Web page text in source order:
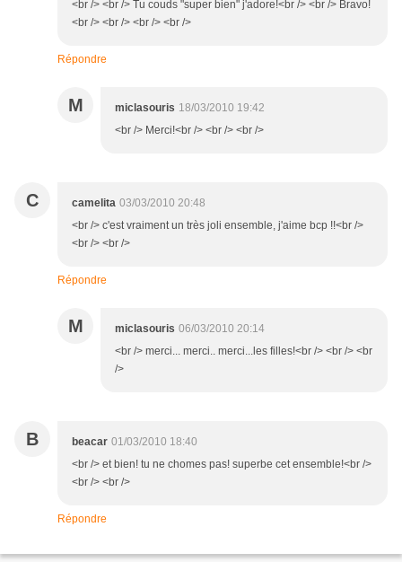
<br /> <br /> Tu couds "super bien" j'adore!<br /> <br /> Bravo!
<br /> <br /> <br /> <br />
Répondre
M miclasouris 18/03/2010 19:42
<br /> Merci!<br /> <br /> <br />
C camelita 03/03/2010 20:48
<br /> c'est vraiment un très joli ensemble, j'aime bcp !!<br />
<br /> <br />
Répondre
M miclasouris 06/03/2010 20:14
<br /> merci... merci.. merci...les filles!<br /> <br /> <br
/>
B beacar 01/03/2010 18:40
<br /> et bien! tu ne chomes pas! superbe cet ensemble!<br />
<br /> <br />
Répondre